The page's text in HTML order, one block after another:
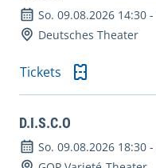
So. 09.08.2026 14:30 -
Deutsches Theater
Tickets
D.I.S.C.O
So. 09.08.2026 18:30 -